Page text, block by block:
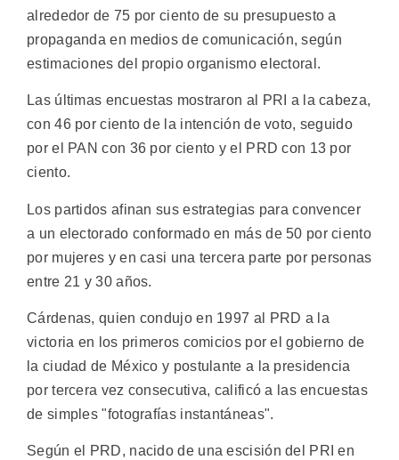
alrededor de 75 por ciento de su presupuesto a
propaganda en medios de comunicación, según
estimaciones del propio organismo electoral.
Las últimas encuestas mostraron al PRI a la cabeza,
con 46 por ciento de la intención de voto, seguido
por el PAN con 36 por ciento y el PRD con 13 por
ciento.
Los partidos afinan sus estrategias para convencer
a un electorado conformado en más de 50 por ciento
por mujeres y en casi una tercera parte por personas
entre 21 y 30 años.
Cárdenas, quien condujo en 1997 al PRD a la
victoria en los primeros comicios por el gobierno de
la ciudad de México y postulante a la presidencia
por tercera vez consecutiva, calificó a las encuestas
de simples "fotografías instantáneas".
Según el PRD, nacido de una escisión del PRI en